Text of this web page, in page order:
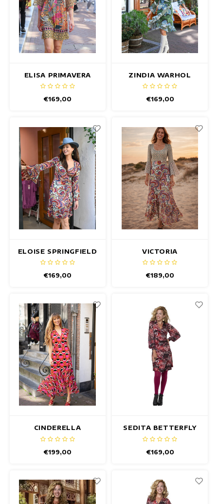
ELISA PRIMAVERA
JURK
€169,00
ZINDIA WARHOL
JURK
€169,00
ELOISE SPRINGFIELD
JURK
€169,00
VICTORIA
SPRINGFIELD JURK
€189,00
CINDERELLA
CALDARON JURK
€199,00
SEDITA BETTERFLY
JURK
€169,00